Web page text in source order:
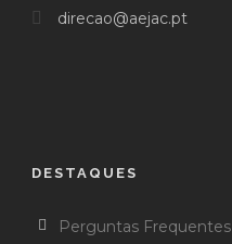
direcao@aejac.pt
DESTAQUES
Perguntas Frequentes